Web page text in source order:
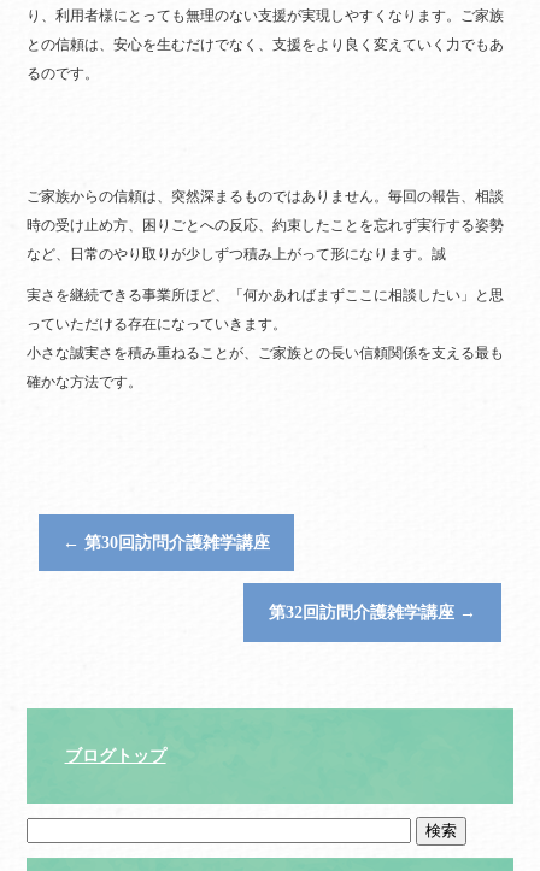
り、利用者様にとっても無理のない支援が実現しやすくなります。ご家族
との信頼は、安心を生むだけでなく、支援をより良く変えていく力でもあ
るのです。
ご家族からの信頼は、突然深まるものではありません。毎回の報告、相談
時の受け止め方、困りごとへの反応、約束したことを忘れず実行する姿勢
など、日常のやり取りが少しずつ積み上がって形になります。誠
実さを継続できる事業所ほど、「何かあればまずここに相談したい」と思
っていただける存在になっていきます。
小さな誠実さを積み重ねることが、ご家族との長い信頼関係を支える最も
確かな方法です。
← 第30回訪問介護雑学講座
第32回訪問介護雑学講座 →
ブログトップ